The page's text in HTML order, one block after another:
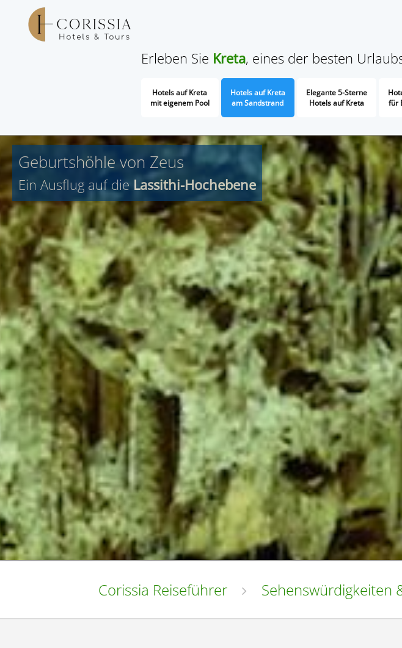
Erleben Sie Kreta, eines der besten
Hotels auf Kreta
mit eigenem Pool
Hotels auf Kreta
am Sandstrand
Elegante 5-Sterne
Hotels auf Kreta
für
Geburtshöhle von Zeus
Ein Ausflug auf die Lassithi-Hochebene
Corissia Reiseführer Sehenswürdigkeiten